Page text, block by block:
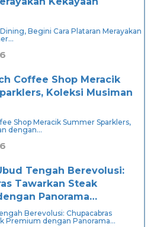
Begini Cara Plataran Merayakan
Shop Meracik Summer Sparklers,
dengan…
Berevolusi: Chupacabras
Premium dengan Panorama…